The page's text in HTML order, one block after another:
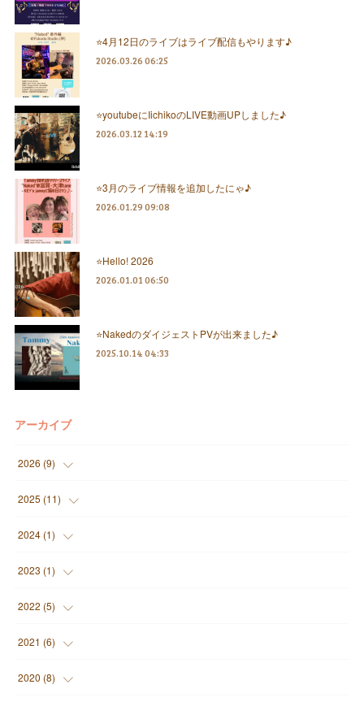
⭐️4月12日のライブはライブ配信もやります♪
2026.03.26 06:25
⭐️youtubeにIichikoのLIVE動画UPしました♪
2026.03.12 14:19
⭐️3月のライブ情報を追加したにゃ♪
2026.01.29 09:08
⭐️Hello! 2026
2026.01.01 06:50
⭐️NakedのダイジェストPVが出来ました♪
2025.10.14 04:33
アーカイブ
2026 (9)
(1
( )
(
(
2025 (11)
( )
( )
(
(
2024 (1)
( )
2023 (1)
( )
2022 (5)
( )
( )
2021 (6)
( )
2020 (8)